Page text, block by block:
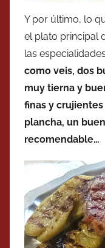
Y por último, lo
el plato principal
las
como veis, dos
muy tierna y
finas y
plancha, un
recomendable…